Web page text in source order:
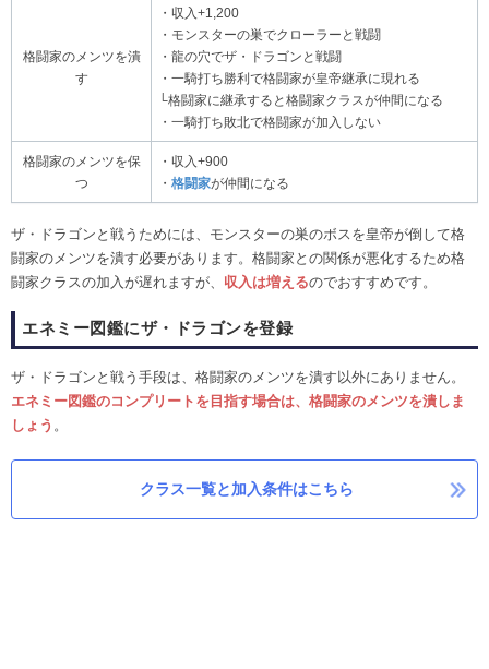
格闘家のメンツを潰
す
・収入+1,200
・モンスターの巣でクローラーと戦闘
・龍の穴でザ・ドラゴンと戦闘
・一騎打ち勝利で格闘家が皇帝継承に現れる
└格闘家に継承すると格闘家クラスが仲間になる
・一騎打ち敗北で格闘家が加入しない
格闘家のメンツを保
つ
・収入+900
・ 格闘家が仲間になる
ザ・ドラゴンと戦うためには、モンスターの巣のボスを皇帝が倒して格
闘家のメンツを潰す必要があります。格闘家との関係が悪化するため格
闘家クラスの加入が遅れますが、 収入は増えるのでおすすめです。
エネミー図鑑にザ・ドラゴンを登録
ザ・ドラゴンと戦う手段は、格闘家のメンツを潰す以外にありません。
エネミー図鑑のコンプリートを目指す場合は、格闘家のメンツを潰しま
しょう 。
クラス一覧と加入条件はこちら